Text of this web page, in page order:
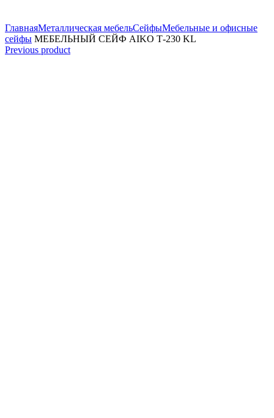
ГлавнаяМеталлическая мебельСейфыМебельные и офисные
сейфы МЕБЕЛЬНЫЙ СЕЙФ AIKO Т-230 KL
Previous product